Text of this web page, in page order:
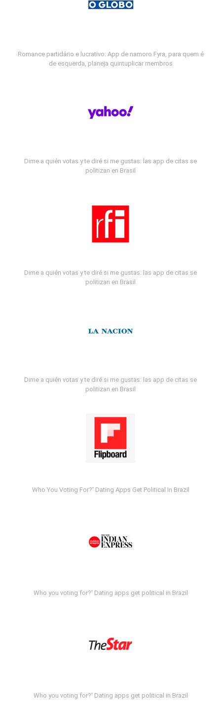
Romance partidário e lucrativo: App de namoro Fyra, para quem é
de esquerda, planeja quintuplicar membros
Dime a quién votas y te diré si me gustas: las app de citas se
politizan en Brasil
Dime a quién votas y te diré si me gustas: las app de citas se
politizan en Brasil
Dime a quién votas y te diré si me gustas: las app de citas se
politizan en Brasil
Who You Voting For?' Dating Apps Get Political In Brazil
Who you voting for?' Dating apps get political in Brazil
Who you voting for?' Dating apps get political in Brazil